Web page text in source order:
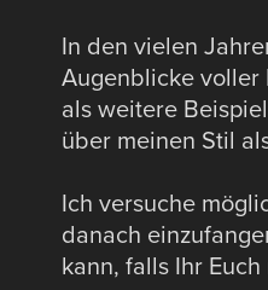
In den vielen
Augenblicke voller
als weitere
über meinen Stil
Ich versuche
danach
kann, falls Ihr